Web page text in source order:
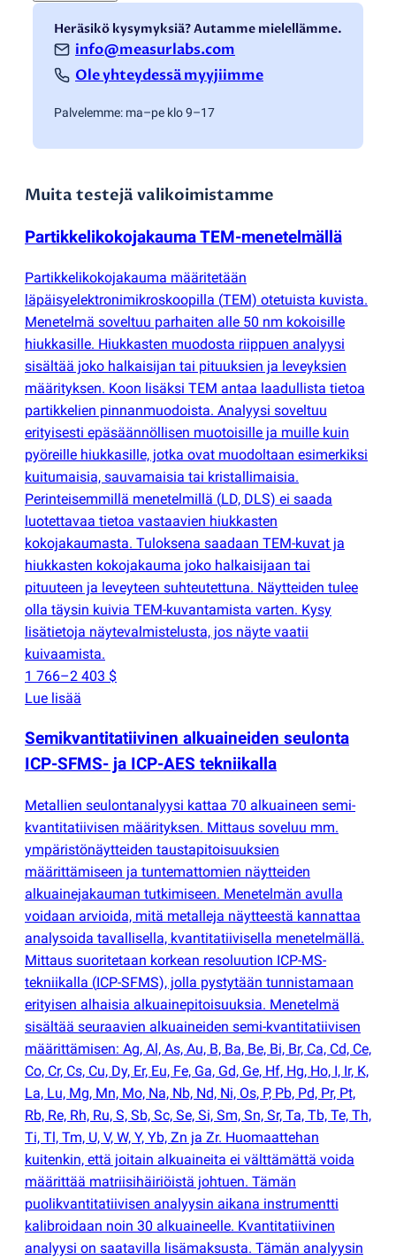
Heräsikö kysymyksiä? Autamme mielellämme.
info@measurlabs.com
Ole yhteydessä myyjiimme
Palvelemme: ma–pe klo 9–17
Muita testejä valikoimistamme
Partikkelikokojakauma TEM-menetelmällä
Partikkelikokojakauma määritetään
läpäisyelektronimikroskoopilla (TEM) otetuista kuvista.
Menetelmä soveltuu parhaiten alle 50 nm kokoisille
hiukkasille. Hiukkasten muodosta riippuen analyysi
sisältää joko halkaisijan tai pituuksien ja leveyksien
määrityksen. Koon lisäksi TEM antaa laadullista tietoa
partikkelien pinnanmuodoista. Analyysi soveltuu
erityisesti epäsäännöllisen muotoisille ja muille kuin
pyöreille hiukkasille, jotka ovat muodoltaan esimerkiksi
kuitumaisia, sauvamaisia tai kristallimaisia.
Perinteisemmillä menetelmillä (LD, DLS) ei saada
luotettavaa tietoa vastaavien hiukkasten
kokojakaumasta. Tuloksena saadaan TEM-kuvat ja
hiukkasten kokojakauma joko halkaisijaan tai
pituuteen ja leveyteen suhteutettuna. Näytteiden tulee
olla täysin kuivia TEM-kuvantamista varten. Kysy
lisätietoja näytevalmistelusta, jos näyte vaatii
kuivaamista.
1 766–2 403 $
Lue lisää
Semikvantitatiivinen alkuaineiden seulonta
ICP-SFMS- ja ICP-AES tekniikalla
Metallien seulontanalyysi kattaa 70 alkuaineen semi-
kvantitatiivisen määrityksen. Mittaus soveluu mm.
ympäristönäytteiden taustapitoisuuksien
määrittämiseen ja tuntemattomien näytteiden
alkuainejakauman tutkimiseen. Menetelmän avulla
voidaan arvioida, mitä metalleja näytteestä kannattaa
analysoida tavallisella, kvantitatiivisella menetelmällä.
Mittaus suoritetaan korkean resoluution ICP-MS-
tekniikalla (ICP-SFMS), jolla pystytään tunnistamaan
erityisen alhaisia alkuainepitoisuuksia. Menetelmä
sisältää seuraavien alkuaineiden semi-kvantitatiivisen
määrittämisen: Ag, Al, As, Au, B, Ba, Be, Bi, Br, Ca, Cd, Ce,
Co, Cr, Cs, Cu, Dy, Er, Eu, Fe, Ga, Gd, Ge, Hf, Hg, Ho, I, Ir, K,
La, Lu, Mg, Mn, Mo, Na, Nb, Nd, Ni, Os, P, Pb, Pd, Pr, Pt,
Rb, Re, Rh, Ru, S, Sb, Sc, Se, Si, Sm, Sn, Sr, Ta, Tb, Te, Th,
Ti, Tl, Tm, U, V, W, Y, Yb, Zn ja Zr. Huomaattehan
kuitenkin, että joitain alkuaineita ei välttämättä voida
määrittää matriisihäiriöistä johtuen. Tämän
puolikvantitatiivisen analyysin aikana instrumentti
kalibroidaan noin 30 alkuaineelle. Kvantitatiivinen
analyysi on saatavilla lisämaksusta. Tämän analyysin